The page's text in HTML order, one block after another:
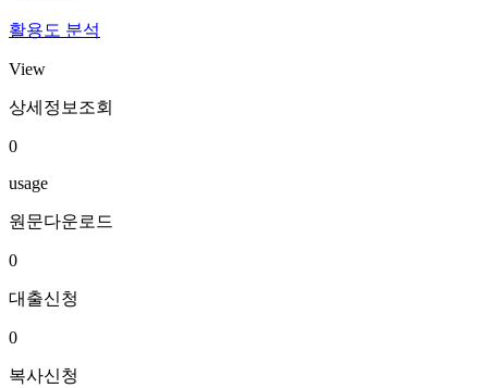
활용도 분석
View
상세정보조회
0
usage
원문다운로드
0
대출신청
0
복사신청